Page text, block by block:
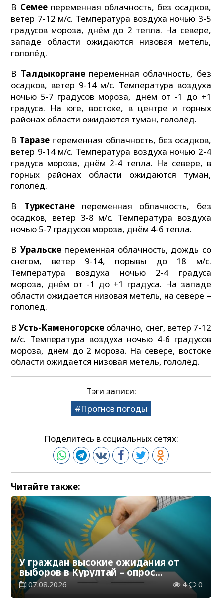
В Семеепеременная облачность, без осадков,
ветер 7-12 м/с. Температура воздуха ночью 3-5
градусов мороза, днём до 2 тепла. На севере,
западе области ожидаются низовая метель,
гололёд.
В Талдыкорганепеременная облачность, без
осадков, ветер 9-14 м/с. Температура воздуха
ночью 5-7 градусов мороза, днём от -1 до +1
градуса. На юге, востоке, в центре и горных
районах области ожидаются туман, гололёд.
В Таразе переменная облачность, без осадков,
ветер 9-14 м/с. Температура воздуха ночью 2-4
градуса мороза, днём 2-4 тепла. На севере, в
горных районах области ожидаются туман,
гололёд.
В Туркестанепеременная облачность, без
осадков, ветер 3-8 м/с. Температура воздуха
ночью 5-7 градусов мороза, днём 4-6 тепла.
В Уральскепеременная облачность, дождь со
снегом, ветер 9-14, порывы до 18 м/с.
Температура воздуха ночью 2-4 градуса
мороза, днём от -1 до +1 градуса. На западе
области ожидается низовая метель, на севере –
гололёд.
ВУсть-Каменогорске облачно, снег, ветер 7-12
м/с. Температура воздуха ночью 4-6 градусов
мороза, днём до 2 мороза. На севере, востоке
области ожидается низовая метель, гололёд.
Тэги записи:
Прогноз погоды
Поделитесь в социальных сетях:
Читайте также:
У граждан высокие ожидания от
выборов в Курултай – опрос
общественного мнения
07.08.2026 4 0